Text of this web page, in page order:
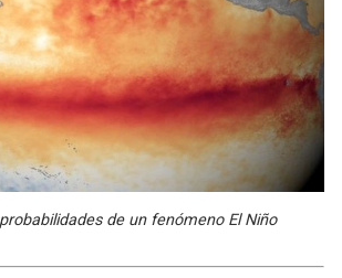
de un fenómeno El Niño